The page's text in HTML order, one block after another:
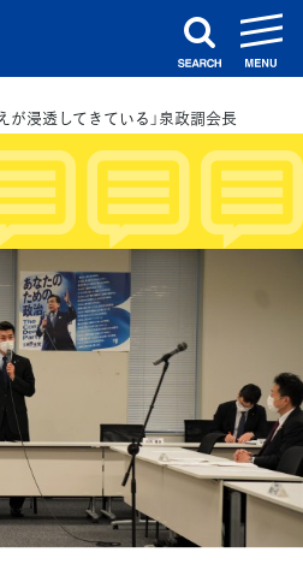
search
が浸透してきている」泉政調会長